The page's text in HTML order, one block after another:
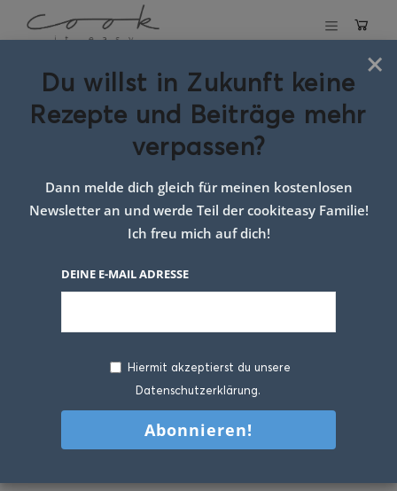
Schlagwort:
krautstrudel
google
×
Du willst in Zukunft keine
Rezepte und Beiträge mehr
verpassen?
Dann melde dich gleich für meinen kostenlosen
Newsletter an und werde Teil der cookiteasy Familie!
Ich freu mich auf dich!
DEINE E-MAIL ADRESSE
Hiermit akzeptierst du unsere
Datenschutzerklärung.